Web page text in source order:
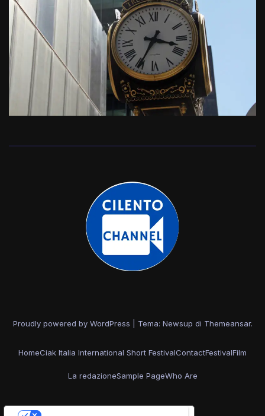
Proudly powered by WordPress Tema: Newsup di Themeansar.
HomeCiak Italia International Short FestivalContactFestivalFilm
La redazioneSample PageWho Are